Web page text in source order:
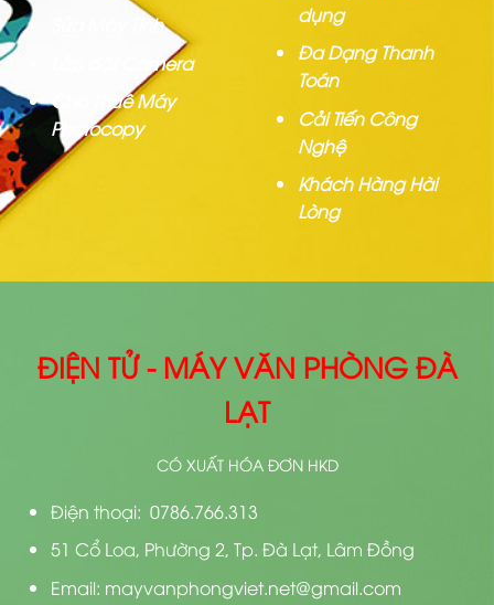
Sửa Máy Tính
Lắp đặt Camera
Cho Thuê Máy
Photocopy
dụng
Đa Dạng Thanh
Toán
Cải Tiến Công
Nghệ
Khách Hàng Hài
Lòng
ĐIỆN TỬ - MÁY VĂN PHÒNG ĐÀ
LẠT
CÓ XUẤT HÓA ĐƠN HKD
Điện thoại: 0786.766.313
51 Cổ Loa, Phường 2, Tp. Đà Lạt, Lâm Đồng
Email: mayvanphongviet.net@gmail.com